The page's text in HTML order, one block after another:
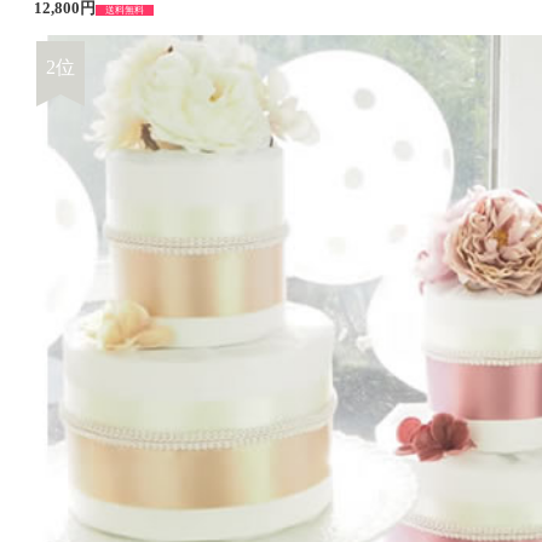
12,800円 送料無料
2位